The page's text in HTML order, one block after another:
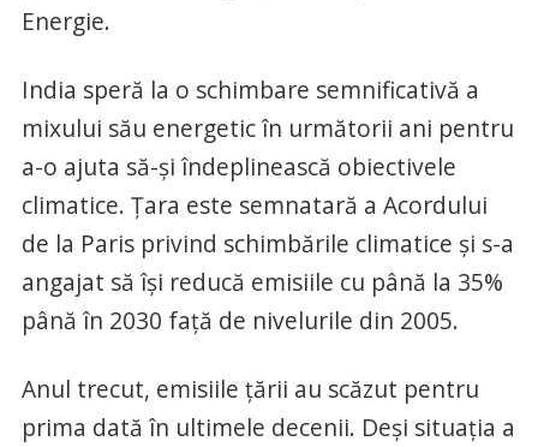
Energie.
India speră la o schimbare semnificativă a
mixului său energetic în următorii ani pentru
a-o ajuta să-și îndeplinească obiectivele
climatice. Țara este semnatară a Acordului
de la Paris privind schimbările climatice și s-a
angajat să își reducă emisiile cu până la 35%
până în 2030 față de nivelurile din 2005.
Anul trecut, emisiile țării au scăzut pentru
prima dată în ultimele decenii. Deși situația a